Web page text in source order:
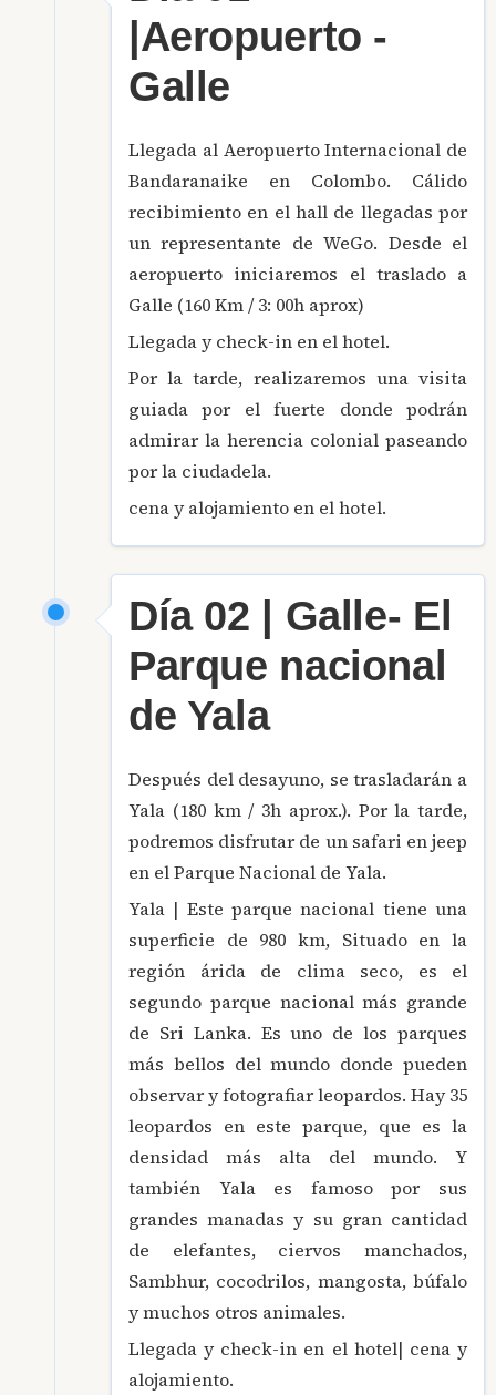
|Aeropuerto -
Galle
Llegada al Aeropuerto Internacional de
Bandaranaike en Colombo. Cálido
recibimiento en el hall de llegadas por
un representante de WeGo. Desde el
aeropuerto iniciaremos el traslado a
Galle (160 Km / 3: 00h aprox)
Llegada y check-in en el hotel.
Por la tarde, realizaremos una visita
guiada por el fuerte donde podrán
admirar la herencia colonial paseando
por la ciudadela.
cena y alojamiento en el hotel.
Día 02 | Galle- El
Parque nacional
de Yala
Después del desayuno, se trasladarán a
Yala (180 km / 3h aprox.). Por la tarde,
podremos disfrutar de un safari en jeep
en el Parque Nacional de Yala.
Yala | Este parque nacional tiene una
superficie de 980 km, Situado en la
región árida de clima seco, es el
segundo parque nacional más grande
de Sri Lanka. Es uno de los parques
más bellos del mundo donde pueden
observar y fotografiar leopardos. Hay 35
leopardos en este parque, que es la
densidad más alta del mundo. Y
también Yala es famoso por sus
grandes manadas y su gran cantidad
de elefantes, ciervos manchados,
Sambhur, cocodrilos, mangosta, búfalo
y muchos otros animales.
Llegada y check-in en el hotel| cena y
alojamiento.